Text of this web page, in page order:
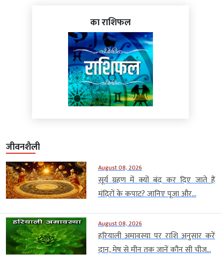
का राशिफल
जीवनशैली
August 08, 2026
सूर्य ग्रहण में क्यों बंद कर दिए जाते हैं
मंदिरों के कपाट? जानिए पूजा और...
August 08, 2026
हरियाली अमावस्या पर राशि अनुसार करें
दान, मेष से मीन तक जानें कौन सी चीज...